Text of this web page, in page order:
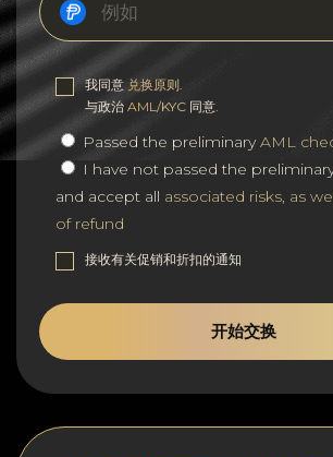
我同意 兑换原则
与政治 AML/KYC 同意.
Passed the preliminaryAML
I have not passed the
and accept all associated risks, as
of refund
接收有关促销和折扣的通知
开始交换